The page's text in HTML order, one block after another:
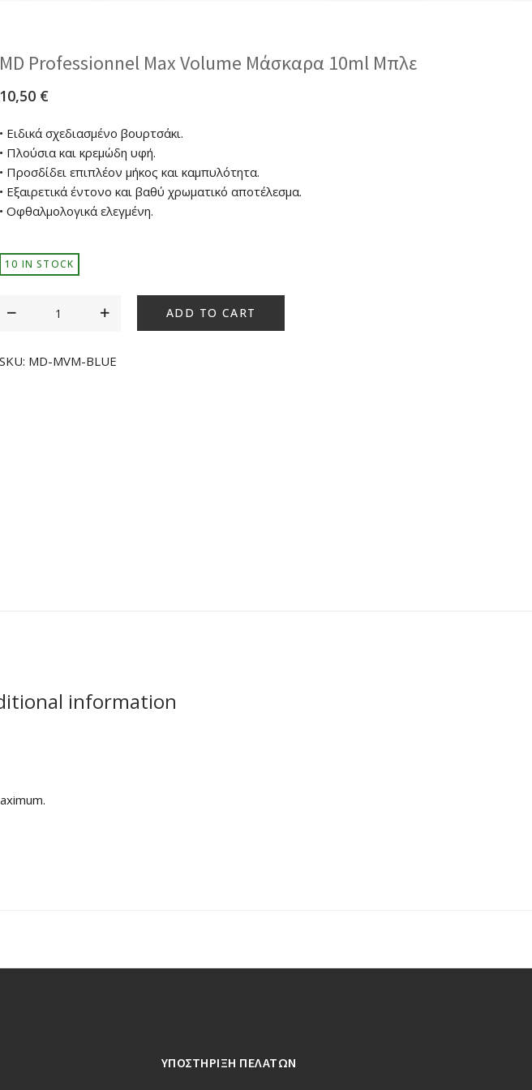
MD Professionnel Max Volume Μάσκαρα 10ml Μπλε
10,50 €
• Ειδικά σχεδιασμένο βουρτσάκι.
• Πλούσια και κρεμώδη υφή.
• Προσδίδει επιπλέον μήκος και καμπυλότητα.
• Εξαιρετικά έντονο και βαθύ χρωματικό αποτέλεσμα.
• Οφθαλμολογικά ελεγμένη.
10 IN STOCK
ADD TO CART
SKU: MD-MVM-BLUE
information
ΥΠΟΣΤΗΡΙΞΗ ΠΕΛΑΤΩΝ